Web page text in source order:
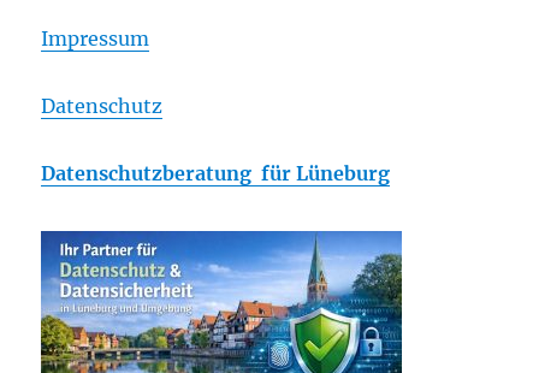
Impressum
Datenschutz
Datenschutzberatung für Lüneburg